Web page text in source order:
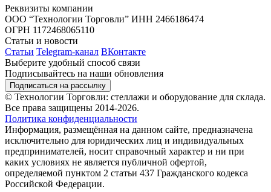
Реквизиты компании
ООО “Технологии Торговли” ИНН 2466186474
ОГРН 1172468065110
Статьи и новости
Статьи Telegram-канал ВКонтакте
Выберите удобный способ связи
Подписывайтесь на наши обновления
Подписаться на рассылку
© Технологии Торговли: стеллажи и оборудование для склада.
Все права защищены 2014-2026.
Политика конфиденциальности
Информация, размещённая на данном сайте, предназначена
исключительно для юридических лиц и индивидуальных
предпринимателей, носит справочный характер и ни при
каких условиях не является публичной офертой,
определяемой пунктом 2 статьи 437 Гражданского кодекса
Российской Федерации.